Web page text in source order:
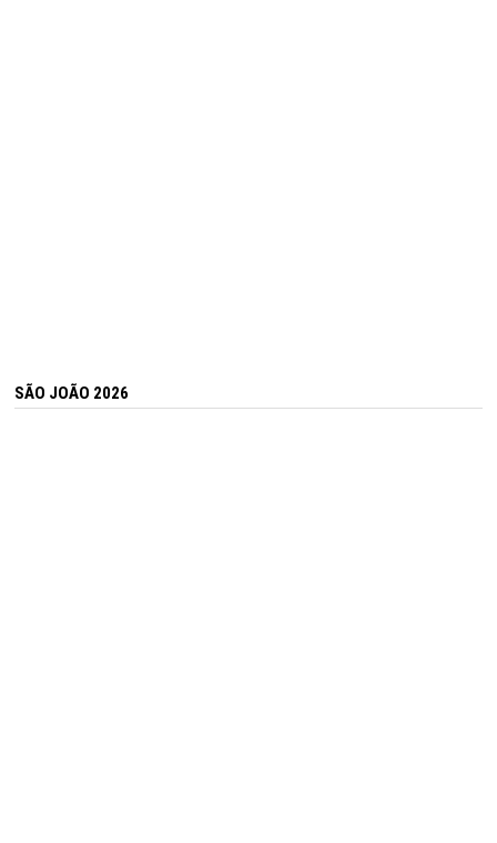
SÃO JOÃO 2026